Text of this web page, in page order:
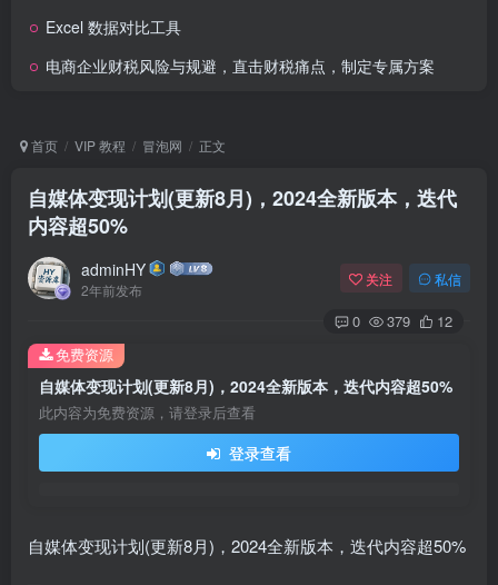
Excel 数据对比工具
电商企业财税风险与规避，直击财税痛点，制定专属方案
首页 VIP 教程 冒泡网 正文
自媒体变现计划(更新8月)，2024全新版本，迭代
内容超50%
adminHY
2年前发布
关注 私信
0 379 12
自媒体变现计划(更新8月)，2024全新版本，迭代内容超50%
此内容为免费资源，请登录后查看
登录查看
免费资源
自媒体变现计划(更新8月)，2024全新版本，迭代内容超50%